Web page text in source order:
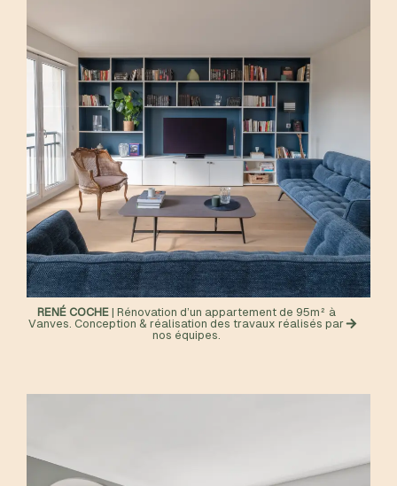
RENÉ COCHE| Rénovation d’un appartement de 95m² à
Vanves. Conception & réalisation des travaux réalisés par
nos équipes.